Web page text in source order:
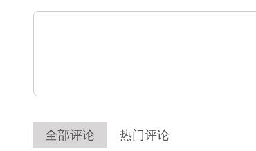
全部评论 热门评论